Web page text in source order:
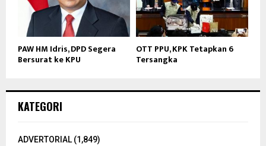
PAW HM Idris, DPD Segera
Bersurat ke KPU
OTT PPU, KPK Tetapkan 6
Tersangka
KATEGORI
ADVERTORIAL (1,849)